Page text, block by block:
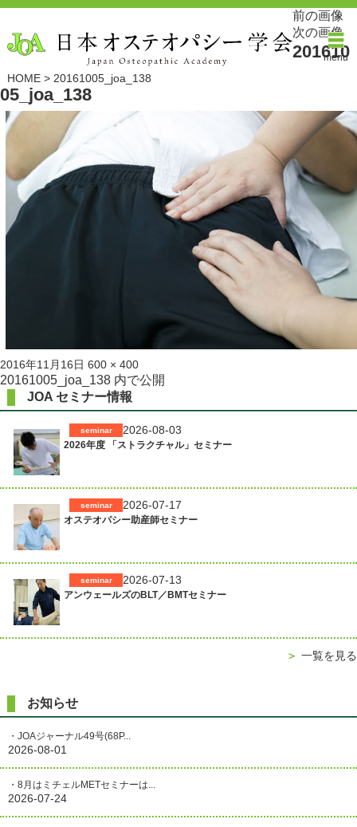
menu
HOME> 20161005_joa_138
前の画像
次の画像
201610
05_joa_138
投
稿
日:
2016年11月16日 フ
ル
サ
イ
ズ
600 × 400
投
稿
ナ
ビ
ゲ
シ
ョ
ン
20161005_joa_138 内で公開
JOA セミナー情報
2026-08-03
seminar
2026年度 「ストラクチャル」セミナー
2026-07-17
seminar
オステオパシー助産師セミナー
2026-07-13
seminar
アンウェールズのBLT／BMTセミナー
＞ 一覧を見る
お知らせ
・JOAジャーナル49号(68P...
2026-08-01
・8月はミチェルMETセミナーは...
2026-07-24